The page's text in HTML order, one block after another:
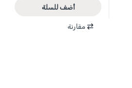
أضف للسلة
مقارنة